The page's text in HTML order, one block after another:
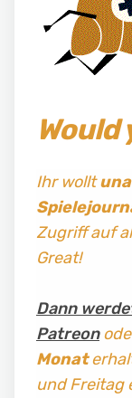
Would
Ihr wollt
Zugriff auf
Great!
Dann
Patreon
Monat
und Freitag